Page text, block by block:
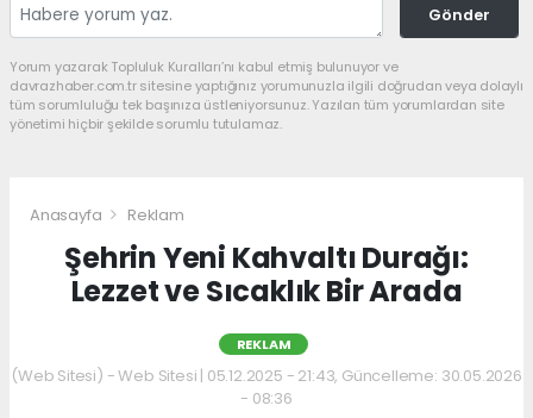
Gönder
Yorum yazarak Topluluk Kuralları’nı kabul etmiş bulunuyor ve
davrazhaber.com.tr sitesine yaptığınız yorumunuzla ilgili doğrudan veya dolaylı
tüm sorumluluğu tek başınıza üstleniyorsunuz. Yazılan tüm yorumlardan site
yönetimi hiçbir şekilde sorumlu tutulamaz.
Anasayfa Reklam
Şehrin Yeni Kahvaltı Durağı:
Lezzet ve Sıcaklık Bir Arada
REKLAM
(Web Sitesi) - Web Sitesi | 05.12.2025 - 21:43, Güncelleme: 30.05.2026
- 08:36